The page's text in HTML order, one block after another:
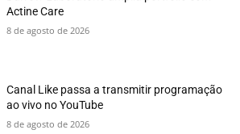
Actine Care
8 de agosto de 2026
Canal Like passa a transmitir programação
ao vivo no YouTube
8 de agosto de 2026